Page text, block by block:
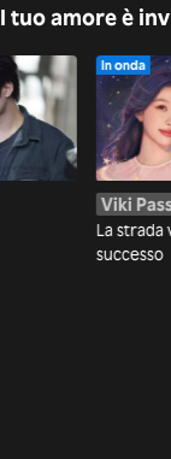
tuo amore è
In onda
Viki
La strada
successo